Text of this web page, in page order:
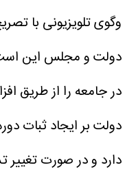
وگوی تلویزیونی با
دولت و مجلس این است
در جامعه را از طریق
دولت بر ایجاد ثبات
دارد و در صورت تغییر